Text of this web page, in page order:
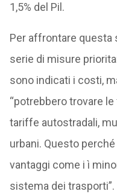
1,5% del Pil.
Per affrontare questa
serie di misure
sono indicati i costi,
“potrebbero trovare
tariffe autostradali,
urbani. Questo
vantaggi come i ì
sistema dei trasporti”.